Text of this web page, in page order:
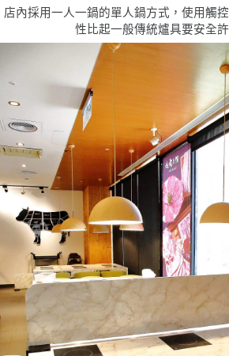
店內採用一人一鍋的單人鍋方式，使用觸
性比起一般傳統爐具要安全